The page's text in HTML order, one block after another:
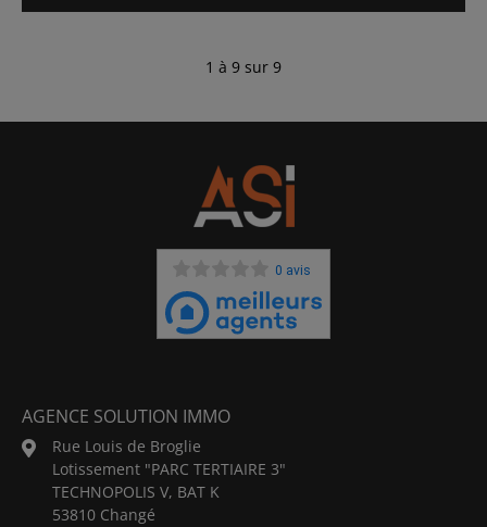
1 à 9 sur 9
0 avis
AGENCE SOLUTION IMMO
Rue Louis de Broglie
Lotissement "PARC TERTIAIRE 3"
TECHNOPOLIS V, BAT K
53810 Changé